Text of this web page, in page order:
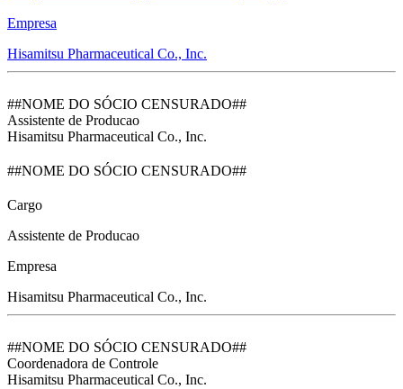
Empresa
Hisamitsu Pharmaceutical Co., Inc.
##NOME DO SÓCIO CENSURADO##
Assistente de Producao
Hisamitsu Pharmaceutical Co., Inc.
##NOME DO SÓCIO CENSURADO##
Cargo
Assistente de Producao
Empresa
Hisamitsu Pharmaceutical Co., Inc.
##NOME DO SÓCIO CENSURADO##
Coordenadora de Controle
Hisamitsu Pharmaceutical Co., Inc.